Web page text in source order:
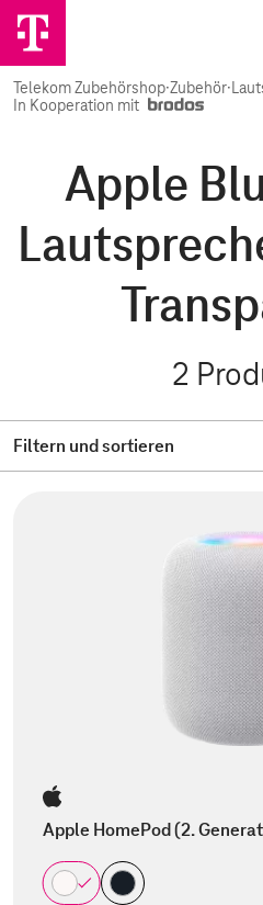
Telekom Zubehörshop·Zubehör·
In Kooperation mit
Apple
2
Filtern und sortieren
Apple HomePod (2.